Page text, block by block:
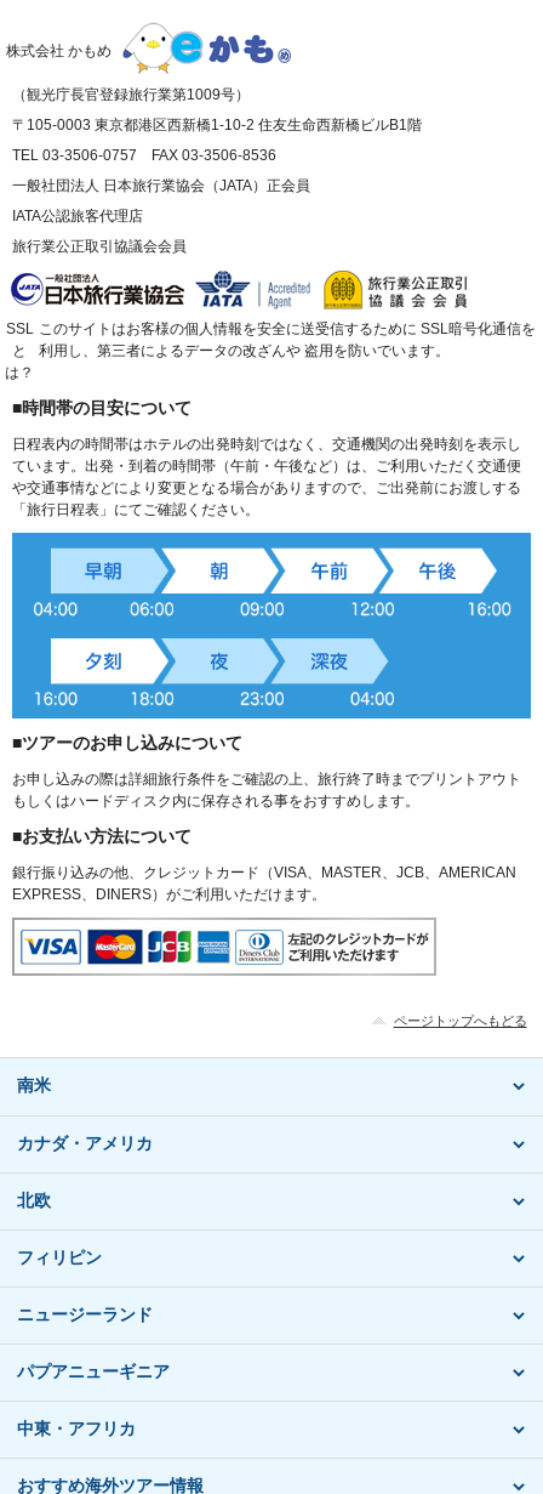
株式会社 かもめ
（観光庁長官登録旅行業第1009号）
〒105-0003 東京都港区西新橋1-10-2 住友生命西新橋ビルB1階
TEL 03-3506-0757 FAX 03-3506-8536
一般社団法人 日本旅行業協会（JATA）正会員
IATA公認旅客代理店
旅行業公正取引協議会会員
SSL
と
は？
このサイトはお客様の個人情報を安全に送受信するために SSL暗号化通信を
利用し、第三者によるデータの改ざんや 盗用を防いでいます。
■時間帯の目安について
日程表内の時間帯はホテルの出発時刻ではなく、交通機関の出発時刻を表示し
ています。出発・到着の時間帯（午前・午後など）は、ご利用いただく交通便
や交通事情などにより変更となる場合がありますので、ご出発前にお渡しする
「旅行日程表」にてご確認ください。
■ツアーのお申し込みについて
お申し込みの際は詳細旅行条件をご確認の上、旅行終了時までプリントアウト
もしくはハードディスク内に保存される事をおすすめします。
■お支払い方法について
銀行振り込みの他、クレジットカード（VISA、MASTER、JCB、AMERICAN
EXPRESS、DINERS）がご利用いただけます。
ページトップへもどる
南米
カナダ・アメリカ
北欧
フィリピン
ニュージーランド
パプアニューギニア
中東・アフリカ
おすすめ海外ツアー情報